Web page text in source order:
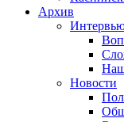
Архив
Новости